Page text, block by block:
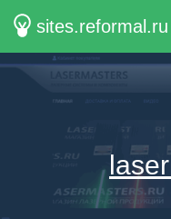
sites.reformal.ru